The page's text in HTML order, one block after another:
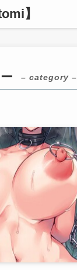
】
– category –